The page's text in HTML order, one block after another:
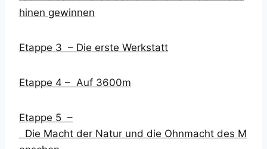
hinen gewinnen
Etappe 3 – Die erste Werkstatt
Etappe 4 – Auf 3600m
Etappe 5 –
Die Macht der Natur und die Ohnmacht des M